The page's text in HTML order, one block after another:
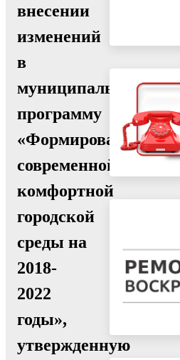
внесении
изменений
в
муниципальную
программу
«Формирование
современной
комфортной
городской
среды на
2018-
2022
годы»,
утвержденную